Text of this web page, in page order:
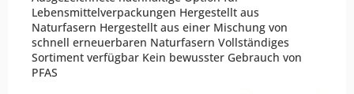
Lebensmittelverpackungen Hergestellt aus
Naturfasern Hergestellt aus einer Mischung von
schnell erneuerbaren Naturfasern Vollständiges
Sortiment verfügbar Kein bewusster Gebrauch von
PFAS